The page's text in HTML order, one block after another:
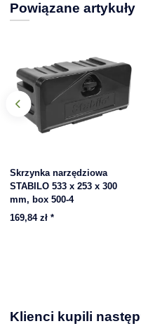
Powiązane artykuły
Skrzynka narzędziowa
STABILO 533 x 253 x 300
mm, box 500-4
169,84 zł *
Klienci kupili